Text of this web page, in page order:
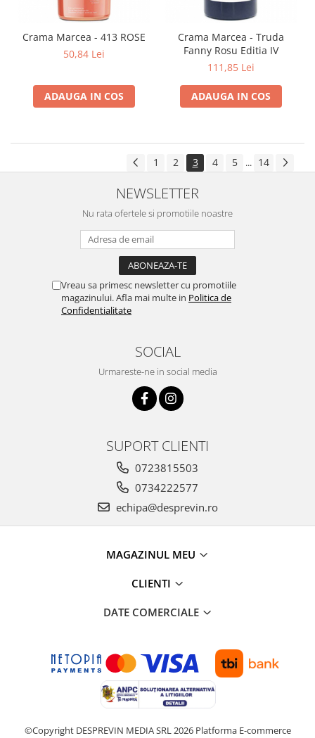
Crama Marcea - 413 ROSE
50,84 Lei
ADAUGA IN COS
Crama Marcea - Truda
Fanny Rosu Editia IV
111,85 Lei
ADAUGA IN COS
1 2 3 4 5 ... 14
NEWSLETTER
Nu rata ofertele si promotiile noastre
Vreau sa primesc newsletter cu promotiile
magazinului. Afla mai multe in Politica de
Confidentialitate
SOCIAL
Urmareste-ne in social media
SUPORT CLIENTI
0723815503
0734222577
echipa@desprevin.ro
MAGAZINUL MEU
CLIENTI
DATE COMERCIALE
©Copyright DESPREVIN MEDIA SRL 2026 Platforma E-commerce